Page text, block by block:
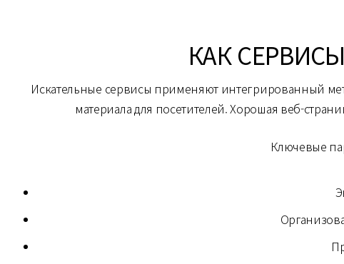
КАК
Искательные сервисы применяют интегрированный
материала для посетителей. Хорошая веб-
Ключевые